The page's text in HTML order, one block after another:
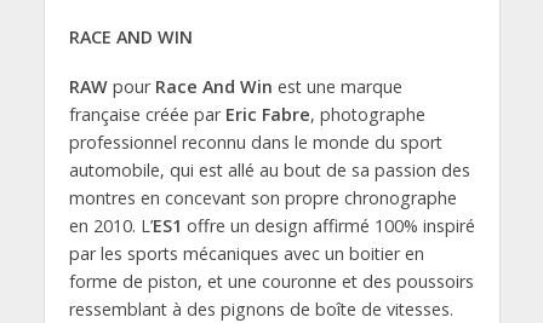
RACE AND WIN
RAWpour Race And Win est une marque
française créée par Eric Fabre, photographe
professionnel reconnu dans le monde du sport
automobile, qui est allé au bout de sa passion des
montres en concevant son propre chronographe
en 2010. L’ES1 offre un design affirmé 100% inspiré
par les sports mécaniques avec un boitier en
forme de piston, et une couronne et des poussoirs
ressemblant à des pignons de boîte de vitesses.